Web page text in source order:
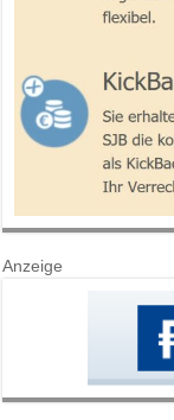
Anzeige